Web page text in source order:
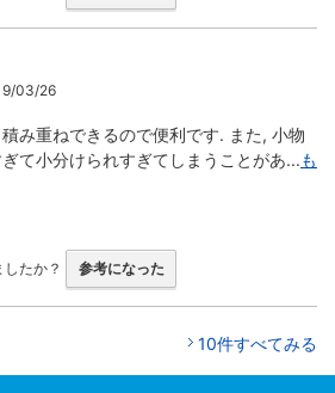
5
03/26
み重ねできるので便利です. また, 小物
て小分けられすぎてしまうことがあ...も
たか？ 参考になった
10件すべてみる